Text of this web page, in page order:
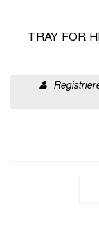
TRAY FOR